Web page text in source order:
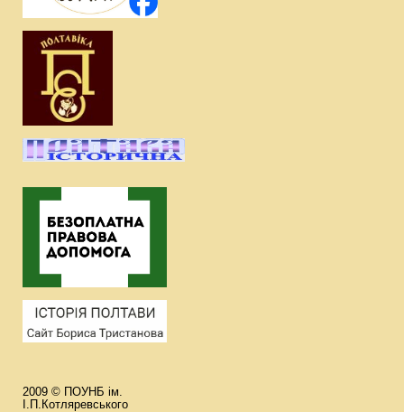
2009 © ПОУНБ ім.
І.П.Котляревського